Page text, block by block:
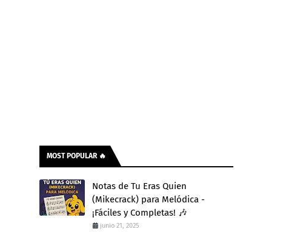
MOST POPULAR 🔥
Notas de Tu Eras Quien
(Mikecrack) para Melódica -
¡Fáciles y Completas! 🎶
junio 21, 2025